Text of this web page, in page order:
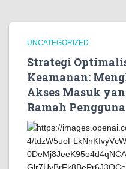
UNCATEGORIZED
Strategi
Keamanan:
Akses Masuk
Ramah Pengguna